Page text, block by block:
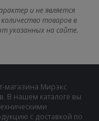
и не является
товаров в
указанных на сайте.
магазина Мирэкс
В нашем каталоге вы
с доставкой по